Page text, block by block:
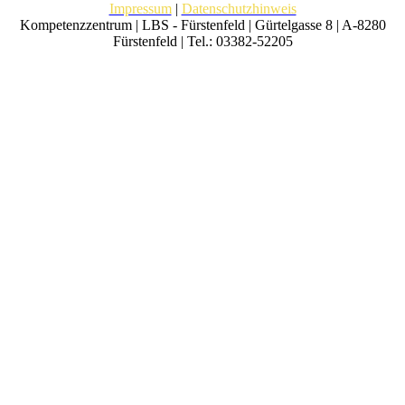
Impressum| Datenschutzhinweis
Kompetenzzentrum | LBS - Fürstenfeld | Gürtelgasse 8 | A-8280
Fürstenfeld | Tel.: 03382-52205